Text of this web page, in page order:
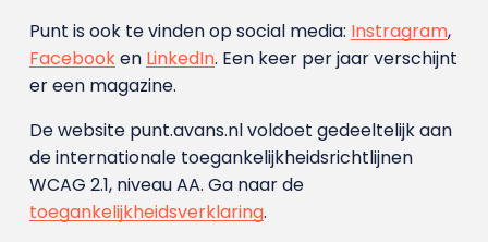
Punt is ook te vinden op social media: Instragram,
Facebooken LinkedIn. Een keer per jaar verschijnt
er een magazine.
De website punt.avans.nl voldoet gedeeltelijk aan
de internationale toegankelijkheidsrichtlijnen
WCAG 2.1, niveau AA. Ga naar de
toegankelijkheidsverklaring.